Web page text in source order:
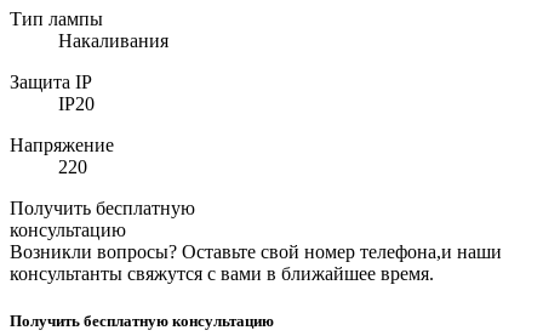
Тип лампы
Накаливания
Защита IP
IP20
Напряжение
220
Получить бесплатную
консультацию
Возникли вопросы? Оставьте свой номер телефона,и наши
консультанты свяжутся с вами в ближайшее время.
Получить бесплатную консультацию